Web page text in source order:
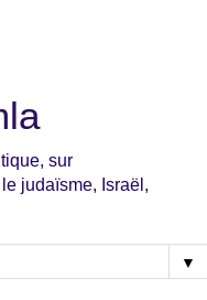
sur
judaïsme, Israël,
▼